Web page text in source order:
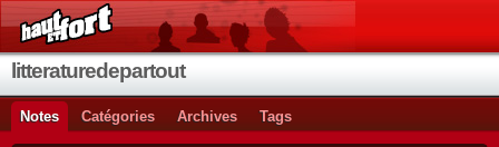
litteraturedepartout
Notes Catégories Archives Tags